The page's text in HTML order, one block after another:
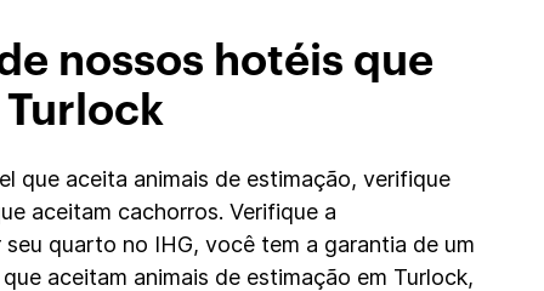
nossos hotéis que
que aceita animais de estimação, verifique
aceitam cachorros. Verifique a
quarto no IHG, você tem a garantia de um
aceitam animais de estimação em Turlock,